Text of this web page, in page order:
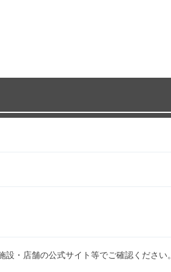
・店舗の公式サイト等でご確認ください。